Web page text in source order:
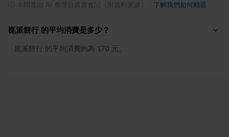
本問答由 AI 整理自真實食記（附資料來源） 了解我們如何精選
崑派餅行 的平均消費是多少？
崑派餅行 的平均消費約為 170 元。